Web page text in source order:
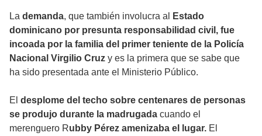
La demanda, que también involucra al
Estado
dominicano por presunta responsabilidad civil, fue
incoada por la familia del primer teniente de la Policía
Nacional Virgilio Cruz y es la primera que se sabe que
ha sido presentada ante el Ministerio Público.
El desplome del techo sobre centenares de personas
se produjo durante la madrugada cuando el
merenguero Rubby Pérez amenizaba el lugar. El